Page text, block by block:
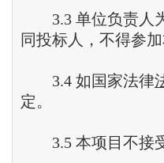
3.3 单位负责人为
同投标人，不得参
3.4 如国家法律
定。
3.5 本项目不接受